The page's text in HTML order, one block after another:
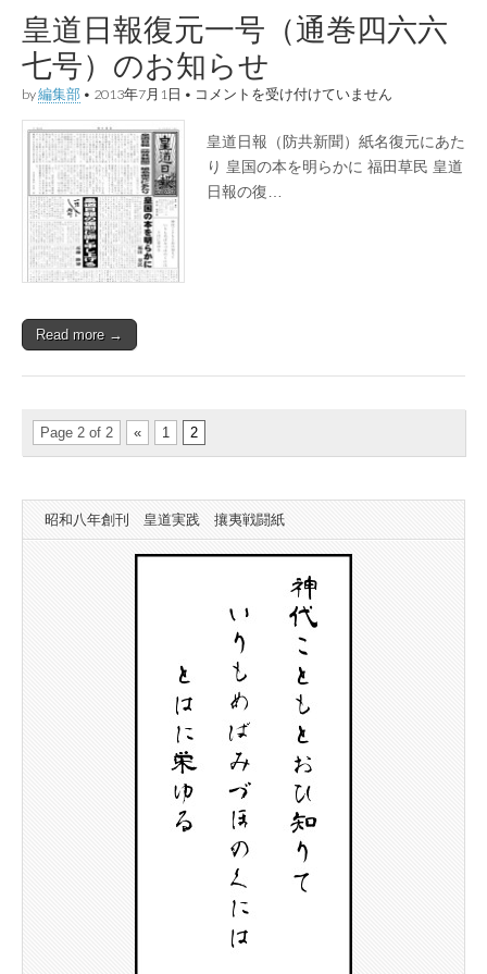
皇道日報復元一号（通巻四六六
七号）のお知らせ
by編集部 • 2013年7月1日 • 皇
報
せ
は
コメントを受け付けていません
皇道日報（防共新聞）紙名復元にあた
り 皇国の本を明らかに 福田草民 皇道
日報の復…
Read more →
Page 2 of 2 « 1 2
昭和八年創刊 皇道実践 攘夷戦闘紙